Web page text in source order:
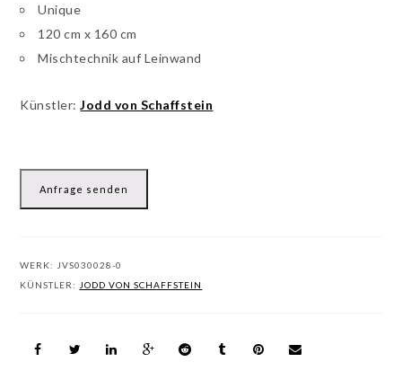
Unique
120 cm x 160 cm
Mischtechnik auf Leinwand
Künstler:Jodd von Schaffstein
Anfrage senden
WERK: JVS030028-0
KÜNSTLER: JODD VON SCHAFFSTEIN